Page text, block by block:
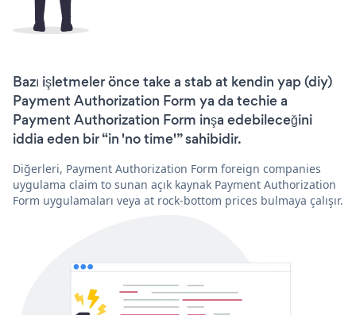
Bazı işletmeler önce take a stab at kendin yap (diy)
Payment Authorization Form ya da techie a
Payment Authorization Form inşa edebileceğini
iddia eden bir “in 'no time'” sahibidir.
Diğerleri, Payment Authorization Form foreign companies
uygulama claim to sunan açık kaynak Payment Authorization
Form uygulamaları veya at rock-bottom prices bulmaya çalışır.